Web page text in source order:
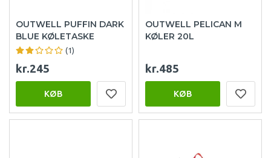
OUTWELL PUFFIN DARK
BLUE KØLETASKE
(1)
kr.245
KØB
OUTWELL PELICAN M
KØLER 20L
kr.485
KØB